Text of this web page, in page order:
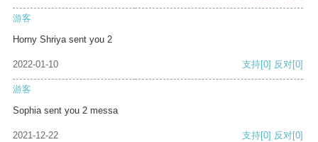
游客
Horny Shriya sent you 2
2022-01-10 支持[0] 反对[0]
游客
Sophia sent you 2 messa
2021-12-22 支持[0] 反对[0]